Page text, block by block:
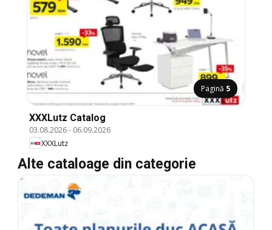
Pagină 5
XXXLutz Catalog
03.08.2026- 06.09.2026
XXXLutz
Alte cataloage din categorie